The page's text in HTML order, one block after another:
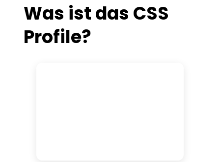
Was ist das CSS
Profile?